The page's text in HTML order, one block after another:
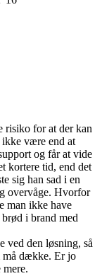
risiko for at der kan
ikke være end at
og får at vide
kortere tid, end det
sig han sad i en
overvåge. Hvorfor
man ikke have
i brand med
ved den løsning, så
må dække. Er jo